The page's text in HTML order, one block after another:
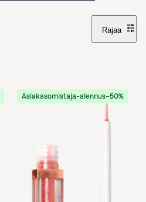
Rajaa
Asiakasomistaja-alennus−50%